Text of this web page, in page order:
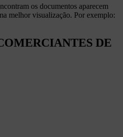
os documentos aparecem
melhor visualização. Por exemplo:
DE